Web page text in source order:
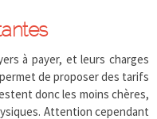
à payer, et leurs charges
de proposer des tarifs
donc les moins chères,
Attention cependant